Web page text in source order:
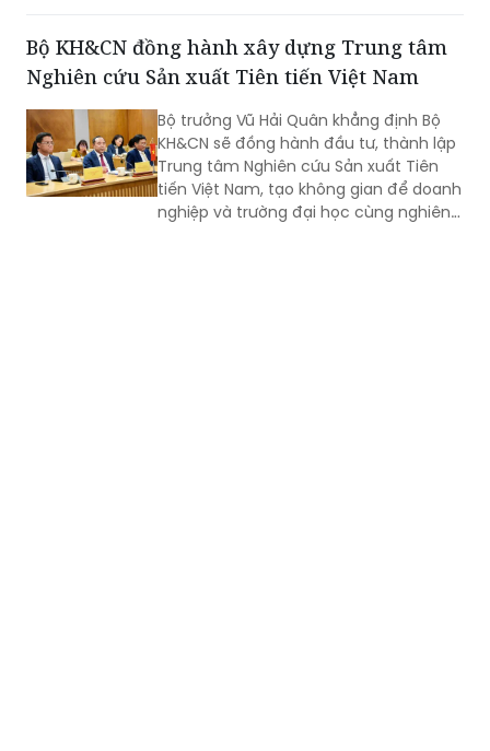
Bộ trưởng Vũ Hải Quân khẳng định Bộ
KH&CN sẽ đồng hành đầu tư, thành lập
Trung tâm Nghiên cứu Sản xuất Tiên
tiến Việt Nam, tạo không gian để doanh
nghiệp và trường đại học cùng nghiên
cứu, thử nghiệm, phát triển sản phẩm
công nghệ mới.